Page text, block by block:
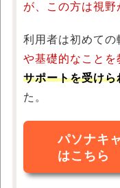
が、この方は視
利用者は初めての
や基礎的なことを
サポートを受け
た。
パソナキ
はこちら